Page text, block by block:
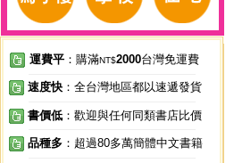
運費平 ：購滿NT$2000台灣免運費
速度快 ：全台灣地區都以速遞發貨
書價低 ：歡迎與任何同類書店比價
品種多 ：超過80多萬簡體中文書籍